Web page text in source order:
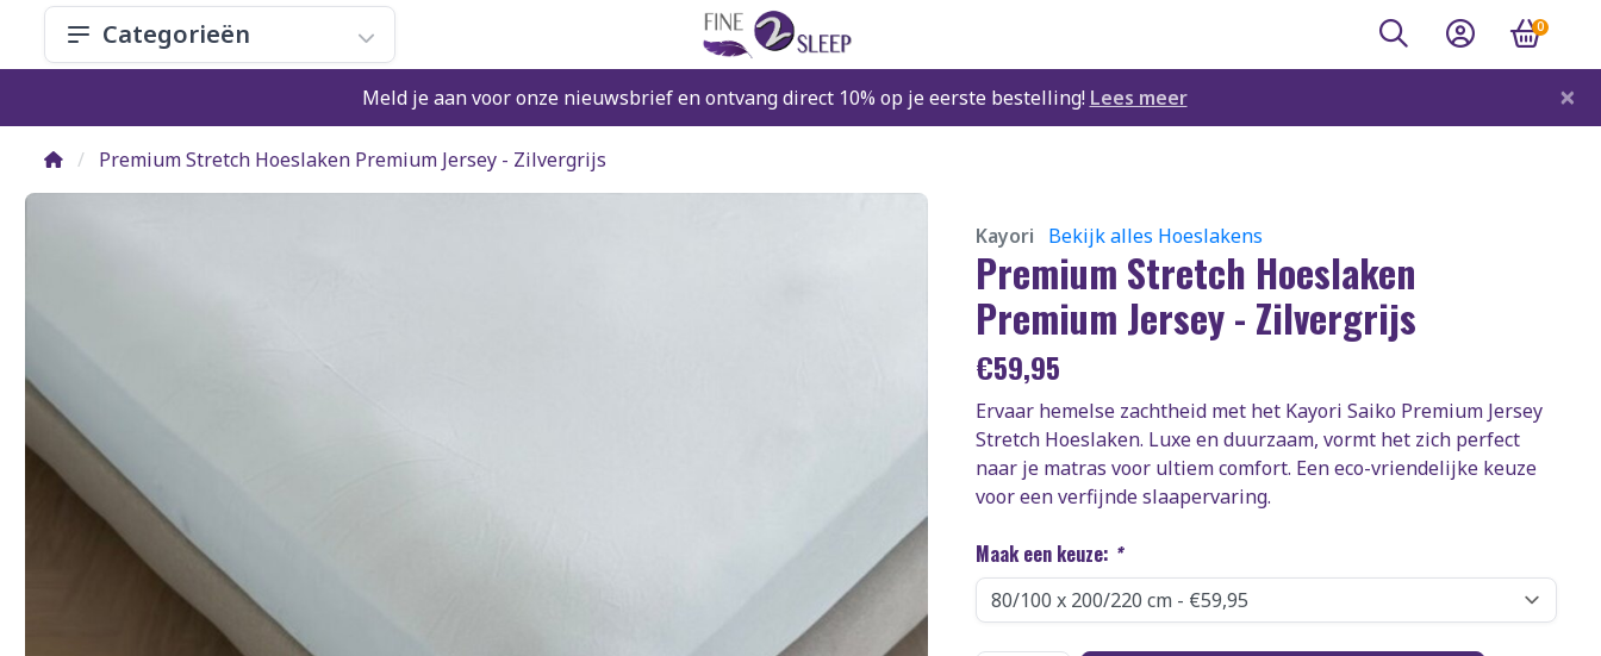
Categorieën 0
Meld je aan voor onze nieuwsbrief en ontvang direct 10% op je eerste bestelling! Lees meer ×
Premium Stretch Hoeslaken Premium Jersey - Zilvergrijs
Kayori Bekijk alles Hoeslakens
Premium Stretch Hoeslaken
Premium Jersey - Zilvergrijs
€59,95
Ervaar hemelse zachtheid met het Kayori Saiko Premium Jersey
Stretch Hoeslaken. Luxe en duurzaam, vormt het zich perfect
naar je matras voor ultiem comfort. Een eco-vriendelijke keuze
voor een verfijnde slaapervaring.
Maak een keuze: *